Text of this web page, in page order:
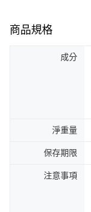
商品規格
成分
淨重量
保存期限
注意事項